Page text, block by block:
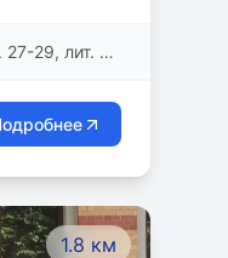
29, лит. А,
1.8 км